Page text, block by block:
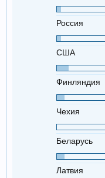
Россия
США
Финляндия
Чехия
Беларусь
Латвия